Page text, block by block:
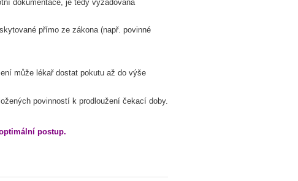
dokumentace, je tedy vyžadována
přímo ze zákona (např. povinné
může lékař dostat pokutu až do výše
povinností k prodloužení čekací doby.
postup.